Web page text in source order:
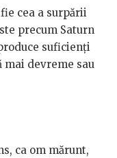
cea a surpării
precum Saturn
suficienți
devreme sau
ca om mărunt,